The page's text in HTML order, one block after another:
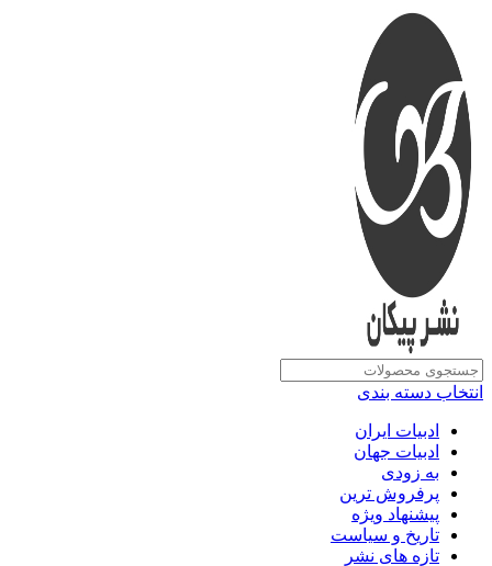
انتخاب دسته بندی
ادبیات ایران
ادبیات جهان
به زودی
پرفروش ترین
پیشنهاد ویژه
تاریخ و سیاست
تازه های نشر